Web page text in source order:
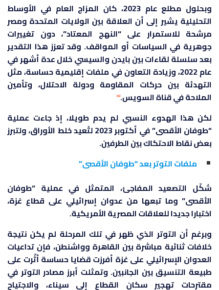
وبحلول مطلع عام 2023، كان المزاج العام في الأوساط
التحليلية يشير إلى أن العلاقة بين الولايات المتحدة ومصر
مرشحة للاستمرار على “النهج المعتاد”، دون تغييرات
جوهرية في السياسات أو المواقف. وقد تعزز هذا التقدير
بعد سلسلة لقاءات بين بايدن والسيسي خلال عدة أشهر في
عام 2022، وزيادة التعاون في ملفات إقليمية حساسة، مثل
التهدئة بين حركات المقاومة ودولة الاحتلال، وتأمين
الملاحة في قناة السويس.[4]
لكن هذا الهدوء النسبي لم يدم طويلا، إذ جاءت عملية
“طوفان الأقصى” في أكتوبر 2023 لتُعيد خلط الأوراق، ولتبرز
بعض نقاط الاحتكاك بين الطرفين.
ملفات التوتر بعد “طوفان الأقصى”
شكّل التصعيد المفاجئ، المتمثل في عملية “طوفان
الأقصى” وما تبعها من عدوان إسرائيلي على قطاع غزة،
اختبارا جديدا للعلاقات المصرية الأمريكية.
وبرغم أن التوتر الذي ظهر في تلك المرحلة لم يكن نتيجة
خلافات ثنائية مباشرة بين القاهرة وواشنطن، فإن تداعيات
العدوان الإسرائيلي على غزة أفرزت قضايا حساسة أثّرت على
طبيعة التنسيق بين الجانبين. وتمثلت أبرز مصادر التوتر في
مقترحات تهجير سكان القطاع إلى سيناء، والاجتياح